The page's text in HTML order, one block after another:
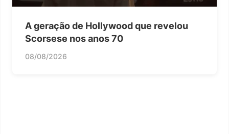
A geração de Hollywood que revelou
Scorsese nos anos 70
08/08/2026